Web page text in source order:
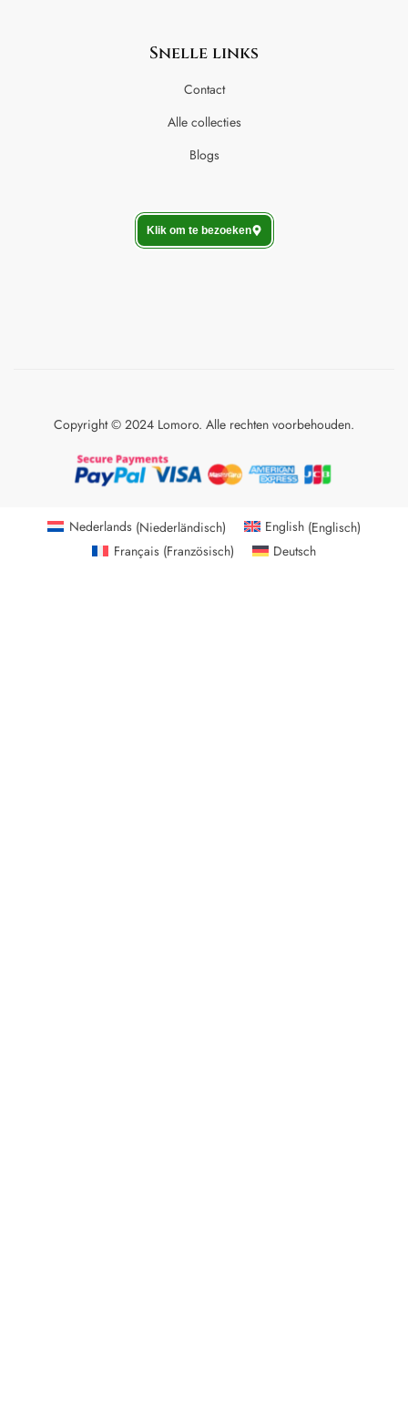
Snelle links
Contact
Alle collecties
Blogs
Klik om te bezoeken
Copyright © 2024 Lomoro. Alle rechten voorbehouden.
Nederlands(Niederländisch) English (Englisch)
Français(Französisch) Deutsch